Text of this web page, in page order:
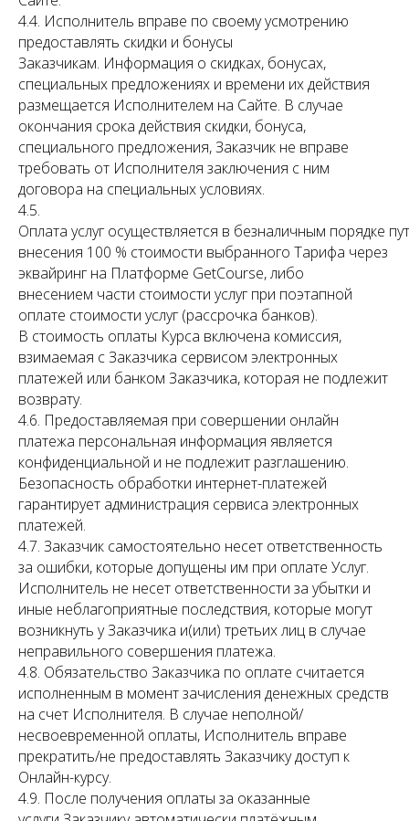
4.4. Исполнитель вправе по своему усмотрению
предоставлять скидки и бонусы
Заказчикам. Информация о скидках, бонусах,
специальных предложениях и времени их действия
размещается Исполнителем на Сайте. В случае
окончания срока действия скидки, бонуса,
специального предложения, Заказчик не вправе
требовать от Исполнителя заключения с ним
договора на специальных условиях.
4.5.
Оплата услуг осуществляется в безналичным порядке
внесения 100 % стоимости выбранного Тарифа через
эквайринг на Платформе GetCourse, либо
внесением части стоимости услуг при поэтапной
оплате стоимости услуг (рассрочка банков).
В стоимость оплаты Курса включена комиссия,
взимаемая с Заказчика сервисом электронных
платежей или банком Заказчика, которая не подлежит
возврату.
4.6. Предоставляемая при совершении онлайн
платежа персональная информация является
конфиденциальной и не подлежит разглашению.
Безопасность обработки интернет-платежей
гарантирует администрация сервиса электронных
платежей.
4.7. Заказчик самостоятельно несет ответственность
за ошибки, которые допущены им при оплате Услуг.
Исполнитель не несет ответственности за убытки и
иные неблагоприятные последствия, которые могут
возникнуть у Заказчика и(или) третьих лиц в случае
неправильного совершения платежа.
4.8. Обязательство Заказчика по оплате считается
исполненным в момент зачисления денежных средств
на счет Исполнителя. В случае неполной/
несвоевременной оплаты, Исполнитель вправе
прекратить/не предоставлять Заказчику доступ к
Онлайн-курсу.
4.9. После получения оплаты за оказанные